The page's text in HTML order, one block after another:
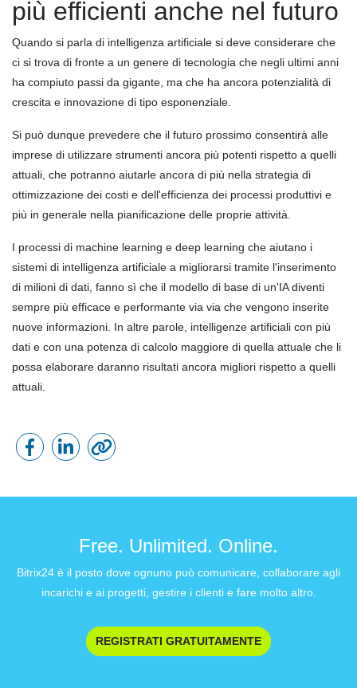
più efficienti anche nel futuro
Quando si parla di intelligenza artificiale si deve considerare che
ci si trova di fronte a un genere di tecnologia che negli ultimi anni
ha compiuto passi da gigante, ma che ha ancora potenzialità di
crescita e innovazione di tipo esponenziale.
Si può dunque prevedere che il futuro prossimo consentirà alle
imprese di utilizzare strumenti ancora più potenti rispetto a quelli
attuali, che potranno aiutarle ancora di più nella strategia di
ottimizzazione dei costi e dell'efficienza dei processi produttivi e
più in generale nella pianificazione delle proprie attività.
I processi di machine learning e deep learning che aiutano i
sistemi di intelligenza artificiale a migliorarsi tramite l'inserimento
di milioni di dati, fanno sì che il modello di base di un'IA diventi
sempre più efficace e performante via via che vengono inserite
nuove informazioni. In altre parole, intelligenze artificiali con più
dati e con una potenza di calcolo maggiore di quella attuale che li
possa elaborare daranno risultati ancora migliori rispetto a quelli
attuali.
Free. Unlimited. Online.
Bitrix24 è il posto dove ognuno può comunicare, collaborare agli
incarichi e ai progetti, gestire i clienti e fare molto altro.
REGISTRATI GRATUITAMENTE